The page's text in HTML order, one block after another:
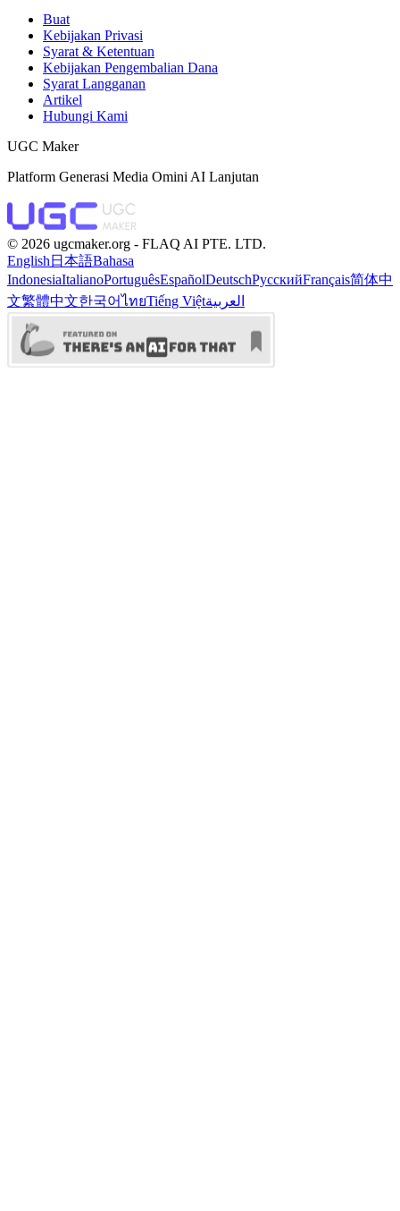
Buat
Kebijakan Privasi
Syarat & Ketentuan
Kebijakan Pengembalian Dana
Syarat Langganan
Artikel
Hubungi Kami
UGC Maker
Platform Generasi Media Omini AI Lanjutan
©️ 2026 ugcmaker.org - FLAQ AI PTE. LTD.
English 日本語Bahasa
IndonesiaItalianoPortuguêsEspañolDeutschРусскийFrançais简体中
文繁體中文한국어ไทยTiếng Việtالعربية